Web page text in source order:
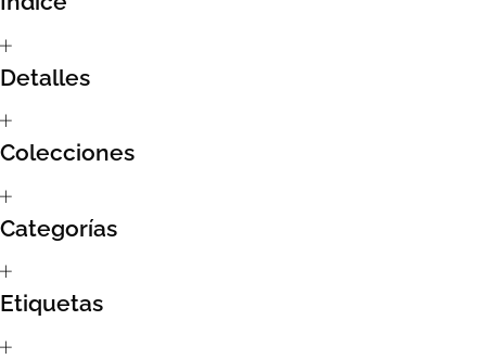
Sumate al sorteo Artcombo
Suscripción
Test Formulario
Detalles
Colecciones
Categorías
Etiquetas